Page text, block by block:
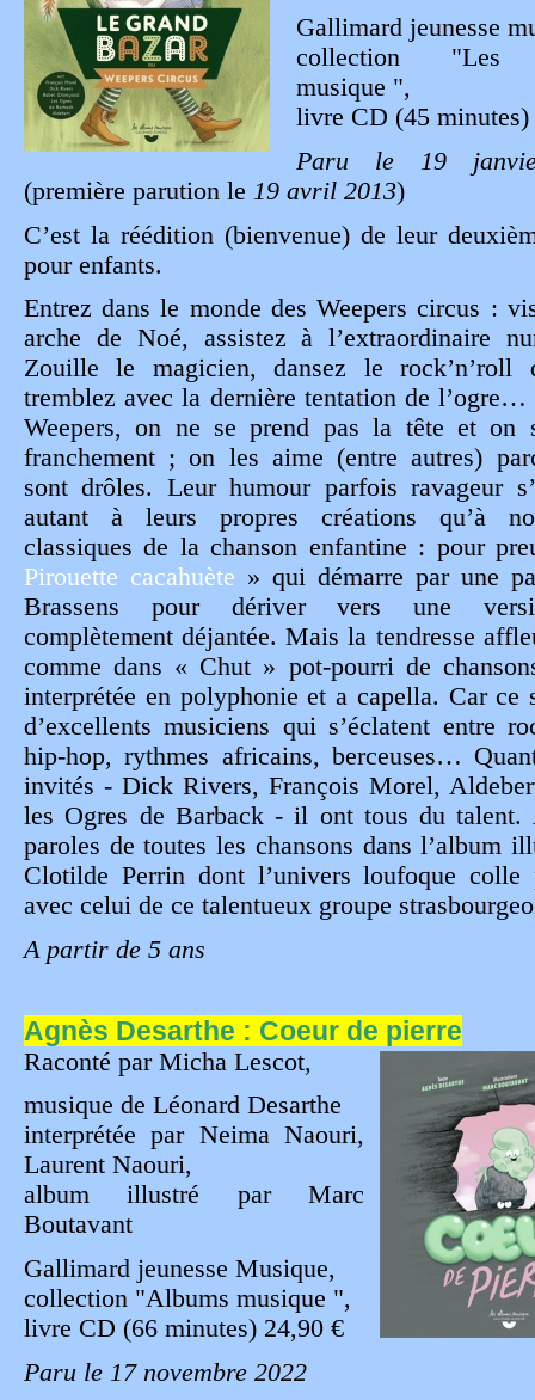
Gallimard jeunesse
collection "Les
musique ",
livre CD (45 minutes)
Paru le 19
(première parution le 19 avril 2013)
C’est la réédition (bienvenue) de leur
pour enfants.
Entrez dans le monde des Weepers circus :
arche de Noé, assistez à l’extraordinaire
Zouille le magicien, dansez le rock’n’roll
tremblez avec la dernière tentation de l’ogre…
Weepers, on ne se prend pas la tête et on
franchement ; on les aime (entre autres)
sont drôles. Leur humour parfois ravageur
autant à leurs propres créations qu’à
classiques de la chanson enfantine : pour
Pirouette cacahuète » qui démarre par une
Brassens pour dériver vers une
complètement déjantée. Mais la tendresse
comme dans « Chut » pot-pourri de
interprétée en polyphonie et a capella. Car ce
d’excellents musiciens qui s’éclatent entre
hip-hop, rythmes africains, berceuses…
invités - Dick Rivers, François Morel,
les Ogres de Barback - il ont tous du talent.
paroles de toutes les chansons dans l’album
Clotilde Perrin dont l’univers loufoque
avec celui de ce talentueux groupe
A partir de 5 ans
Agnès Desarthe : Coeur de pierre
Raconté par Micha Lescot,
musique de Léonard Desarthe
interprétée par Neima Naouri,
Laurent Naouri,
album illustré par Marc
Boutavant
Gallimard jeunesse Musique,
collection "Albums musique ",
livre CD (66 minutes) 24,90 €
Paru le 17 novembre 2022